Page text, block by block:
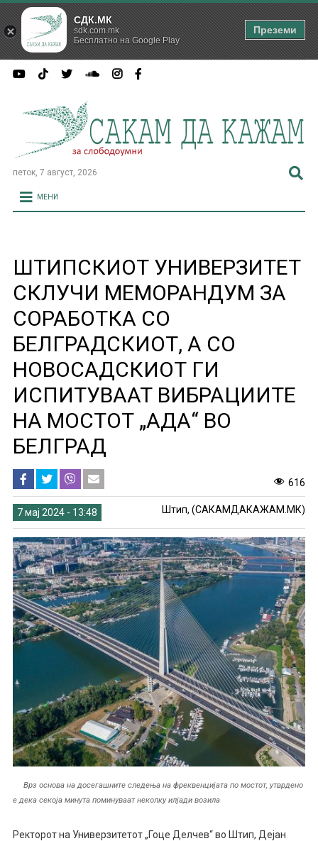
петок, 7 август, 2026
МЕНИ
ШТИПСКИОТ УНИВЕРЗИТЕТ
СКЛУЧИ МЕМОРАНДУМ ЗА
СОРАБОТКА СО
БЕЛГРАДСКИОТ, А СО
НОВОСАДСКИОТ ГИ
ИСПИТУВААТ ВИБРАЦИИТЕ
НА МОСТОТ „АДА“ ВО
БЕЛГРАД
616
7 мај 2024 - 13:48 Штип, (САКАМДАКАЖАМ.МК)
Врз основа на досегашните следења на фреквенцијата по мостот, утврдено
е дека секоја минута поминуваат неколку илјади возила
Ректорот на Универзитетот „Гоце Делчев“ во Штип, Дејан
СДК.МК
sdk.com.mk
Бесплатно на Google Play
Преземи